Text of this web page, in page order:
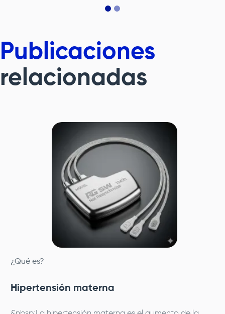
Publicaciones
relacionadas
¿Qué es?
Hipertensión materna